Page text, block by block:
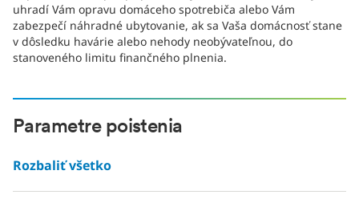
uhradí Vám opravu domáceho spotrebiča alebo Vám
zabezpečí náhradné ubytovanie, ak sa Vaša domácnosť stane
v dôsledku havárie alebo nehody neobývateľnou, do
stanoveného limitu finančného plnenia.
Parametre poistenia
Rozbaliť všetko